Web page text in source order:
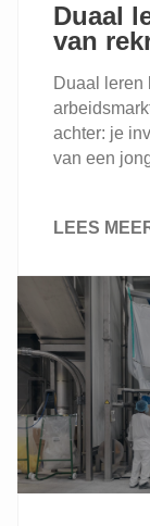
Duaal
van
Duaal leren
achter: je
van een
LEES